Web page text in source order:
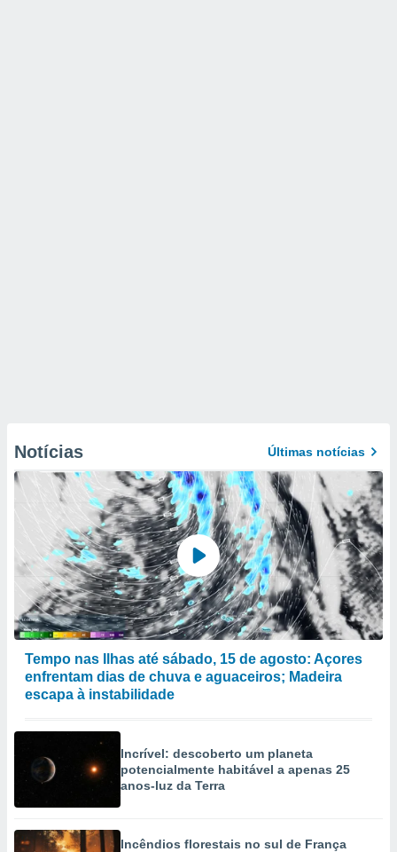
Notícias Últimas notícias
Tempo nas Ilhas até sábado, 15 de agosto: Açores
enfrentam dias de chuva e aguaceiros; Madeira
escapa à instabilidade
Incrível: descoberto um planeta
potencialmente habitável a apenas 25
anos-luz da Terra
Incêndios florestais no sul de França